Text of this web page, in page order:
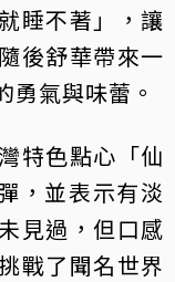
睡不著」，讓
後舒華帶來一
勇氣與味蕾。
特色點心「仙
，並表示有淡
見過，但口感
戰了聞名世界